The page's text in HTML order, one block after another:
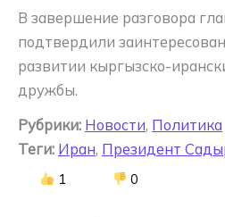
В завершение разговора
подтвердили
развитии кыргызско-
дружбы.
Рубрики: Новости, Политика
Теги: Иран, Президент
1 0